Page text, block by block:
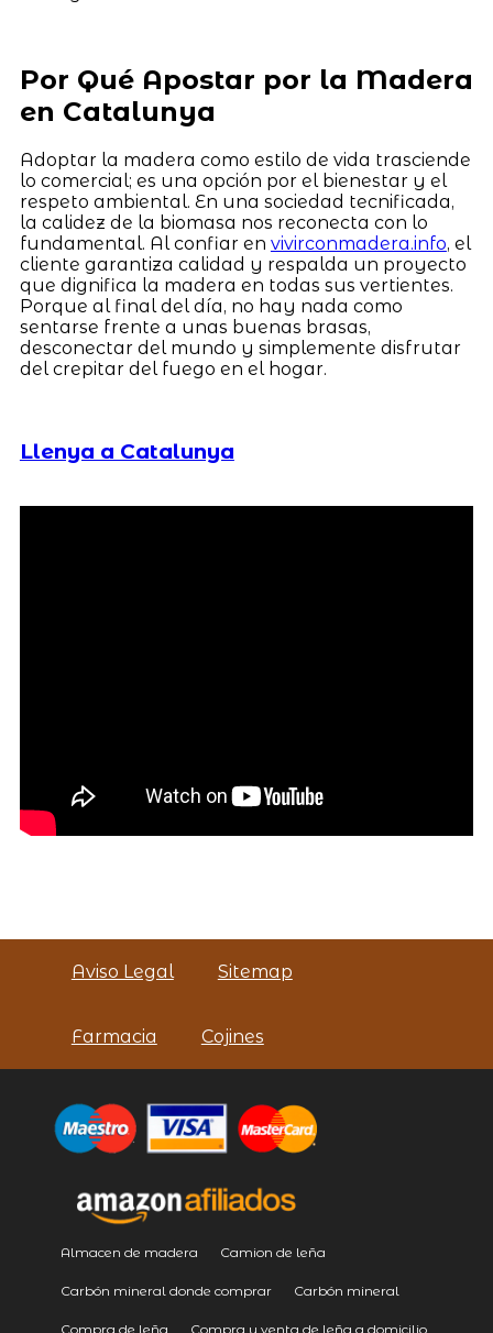
Por Qué Apostar por la Madera
en Catalunya
Adoptar la madera como estilo de vida trasciende
lo comercial; es una opción por el bienestar y el
respeto ambiental. En una sociedad tecnificada,
la calidez de la biomasa nos reconecta con lo
fundamental. Al confiar en vivirconmadera.info, el
cliente garantiza calidad y respalda un proyecto
que dignifica la madera en todas sus vertientes.
Porque al final del día, no hay nada como
sentarse frente a unas buenas brasas,
desconectar del mundo y simplemente disfrutar
del crepitar del fuego en el hogar.
Llenya a Catalunya
Aviso Legal Sitemap
Farmacia Cojines
Almacen de madera Camion de leña
Carbón mineral donde comprar Carbón mineral
Compra de leña Compra y venta de leña a domicilio